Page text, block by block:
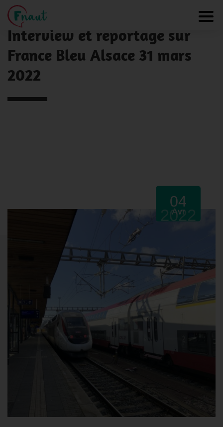
Panneau de gestion des cookies
NOS ACTUALITÉS
Interview et reportage sur
France Bleu Alsace 31 mars
2022
04
Avr
2022